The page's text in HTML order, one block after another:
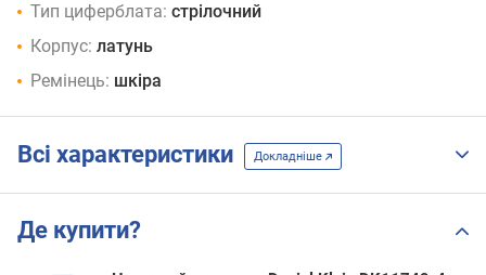
Тип циферблата: стрілочний
Корпус: латунь
Ремінець: шкіра
Всі характеристики Докладніше
Де купити?